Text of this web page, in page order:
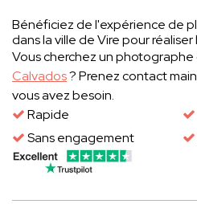
Bénéficiez de l'expérience de
dans la ville de Vire pour
Vous cherchez un
Calvados? Prenez contact
vous avez besoin.
Rapide
Sans engagement